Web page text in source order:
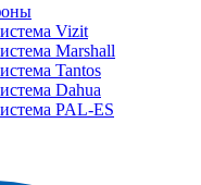
Vizit
Marshall
Tantos
Dahua
PAL-ES